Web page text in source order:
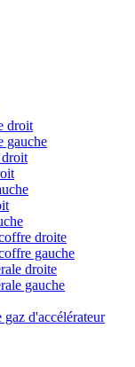
droit
gauche
droit
droite
gauche
droite
gauche
gaz d'accélérateur